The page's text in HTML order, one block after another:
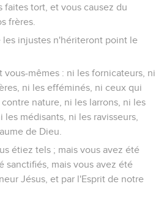
faites tort, et vous causez du
frères.
les injustes n'hériteront point le
vous-mêmes : ni les fornicateurs, ni
ni les efféminés, ni ceux qui
nature, ni les larrons, ni les
les médisants, ni les ravisseurs,
de Dieu.
étiez tels ; mais vous avez été
sanctifiés, mais vous avez été
Jésus, et par l'Esprit de notre